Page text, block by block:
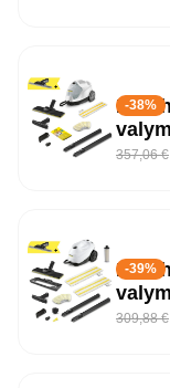
-38%
357,06€
-39%
309,88€